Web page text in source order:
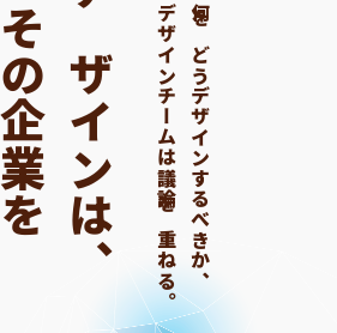
何をどうデザインするべきか、
デザインチームは議論を重ねる。
デザインは、
その企業を